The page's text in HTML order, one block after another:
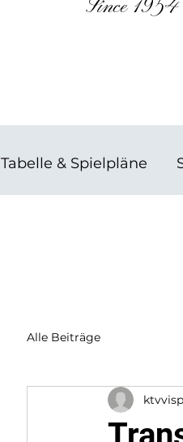
Since 1954
Tabelle & Spielpläne
Alle Beiträge